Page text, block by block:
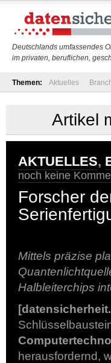
Deutschlands umfassendes
im privaten, beruflichen,
Themen: Aktuelles
Artikel
AKTUELLES,
noch keine
Forscher
Mittels präzise
Halbleiterchips
herausfordernd,